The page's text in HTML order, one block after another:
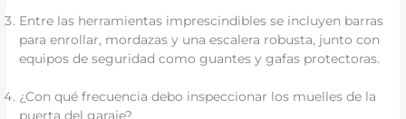
Entre las herramientas imprescindibles se incluyen barras
para enrollar, mordazas y una escalera robusta, junto con
equipos de seguridad como guantes y gafas protectoras.
¿Con qué frecuencia debo inspeccionar los muelles de la
puerta del garaje?